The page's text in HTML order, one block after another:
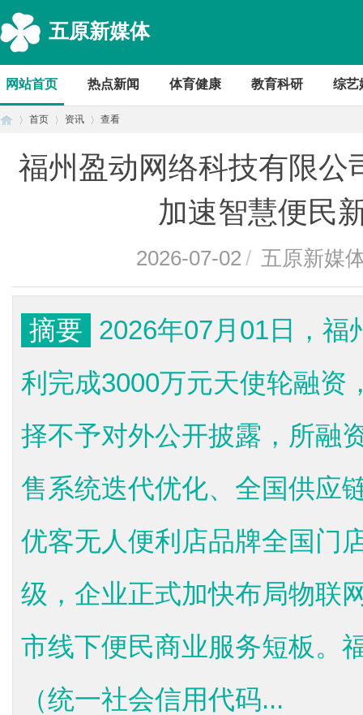
五原新媒体
网站首页 热点新闻 体育健康 教育科研 综艺
首页 资讯 查看
福州盈动网络科技有限
加速智慧便民
2026-07-02 / 五原新媒
摘要
2026年07月01日，福
利完成3000万元天使轮融资
择不予对外公开披露，所融
售系统迭代优化、全国供应
优客无人便利店品牌全国门
级，企业正式加快布局物联
市线下便民商业服务短板。
（统一社会信用代码...